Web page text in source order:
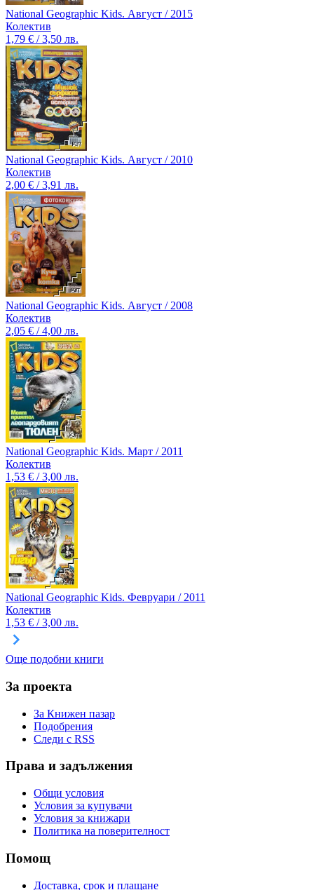
National Geographic Kids. Август / 2015
Колектив
1,79 € / 3,50 лв.
National Geographic Kids. Август / 2010
Колектив
2,00 € / 3,91 лв.
National Geographic Kids. Август / 2008
Колектив
2,05 € / 4,00 лв.
National Geographic Kids. Март / 2011
Колектив
1,53 € / 3,00 лв.
National Geographic Kids. Февруари / 2011
Колектив
1,53 € / 3,00 лв.
Още подобни книги
За проекта
За Книжен пазар
Подобрения
Следи с RSS
Права и задължения
Общи условия
Условия за купувачи
Условия за книжари
Политика на поверителност
Помощ
Доставка, срок и плащане